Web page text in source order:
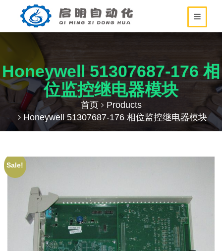
Honeywell 51307687-176 相
位监控继电器模块
首页
Products
Honeywell 51307687-176 相位监控继电器模块
Sale!